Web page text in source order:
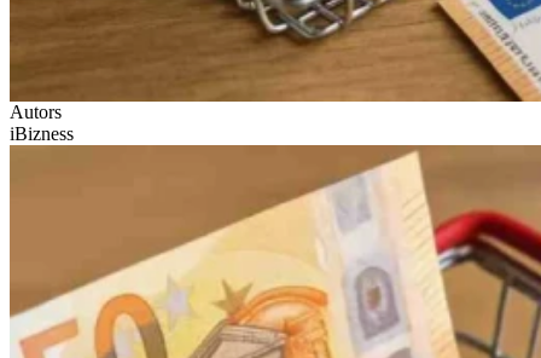
Autors
iBizness